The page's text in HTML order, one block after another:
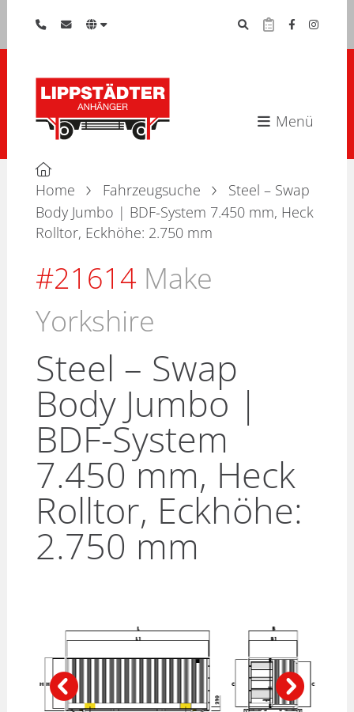
Menü
Home Fahrzeugsuche
Steel – Swap
Body Jumbo | BDF-System 7.450 mm, Heck
Rolltor, Eckhöhe: 2.750 mm
#21614 Make
Yorkshire
Steel – Swap
Body Jumbo |
BDF-System
7.450 mm, Heck
Rolltor, Eckhöhe:
2.750 mm